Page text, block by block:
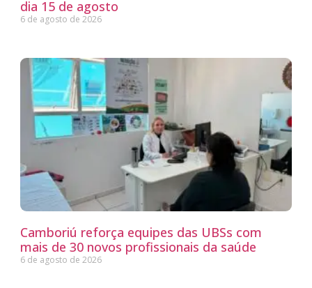
dia 15 de agosto
6 de agosto de 2026
Camboriú reforça equipes das UBSs com
mais de 30 novos profissionais da saúde
6 de agosto de 2026